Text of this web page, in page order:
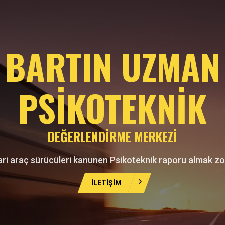
BARTIN UZMAN
PSİKOTEKNİK
DEĞERLENDİRME MERKEZİ
araç sürücüleri kanunen Psikoteknik raporu almak
İLETİŞİM